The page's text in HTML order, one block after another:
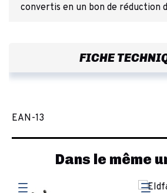
convertis en un bon de réduction
FICHE
EAN-13
Dans le même